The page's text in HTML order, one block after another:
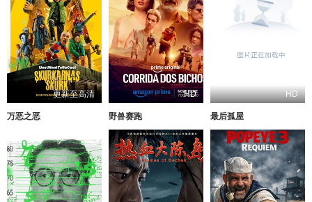
更新至高清
万恶之恶
HD
野兽赛跑
HD
最后孤屋